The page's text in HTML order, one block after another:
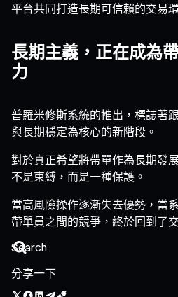
平台共同打造長期可信賴的交易
長期主義，正在成為
力
普羅米修斯系統的推出，標誌著
與長期穩定為核心的新階段。
對於真正希望將帶單作為長期發
不是束縛，而是一種保護。
當高風險操作逐漸失去優勢，當
帶單員之間的競爭，終於回到了
分享一下